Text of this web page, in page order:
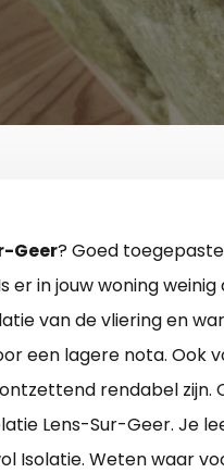
Geer? Goed
in jouw woning
van de vliering en
een lagere nota. Ook
rendabel zijn.
Lens-Sur-Geer. Je
Isolatie. Weten waar